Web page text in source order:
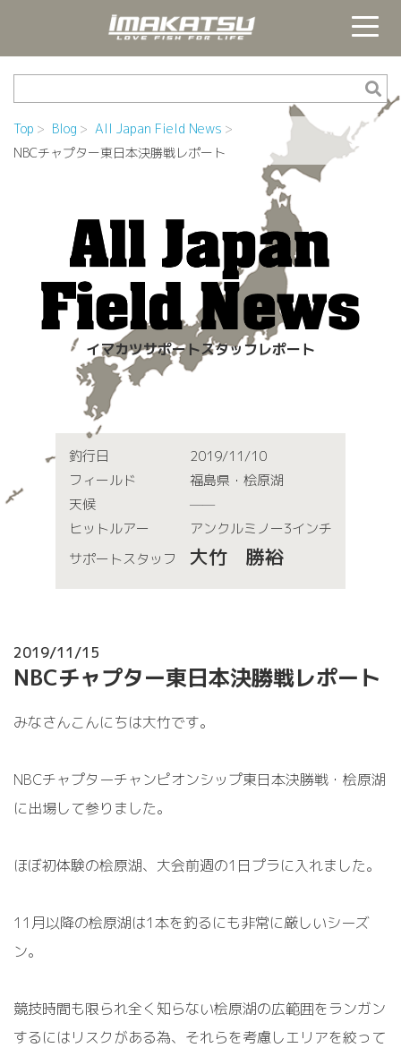
Top Blog
All Japan Field News
NBCチャプター東日本決勝戦レポート
イマカツサポートスタッフレポート
釣行日
2019/11/10
フィールド
福島県・桧原湖
天候
——
ヒットルアー
アンクルミノー3インチ
サポートスタッフ
大竹 勝裕
2019/11/15
NBCチャプター東日本決勝戦レポート
みなさんこんにちは大竹です。
NBCチャプターチャンピオンシップ東日本決勝戦・桧原湖
に出場して参りました。
ほぼ初体験の桧原湖、 大会前週の1 日プラに入れました。
1 1 月以降の桧原湖は1本を釣るにも非常に厳しいシーズ
ン。
競技時間も限られ全く知らない桧原湖の広範囲をランガン
するにはリスクがある為、それらを考慮しエリアを絞って